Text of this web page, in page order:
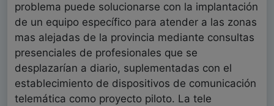
problema puede solucionarse con la implantación
de un equipo específico para atender a las zonas
mas alejadas de la provincia mediante consultas
presenciales de profesionales que se
desplazarían a diario, suplementadas con el
establecimiento de dispositivos de comunicación
telemática como proyecto piloto. La tele